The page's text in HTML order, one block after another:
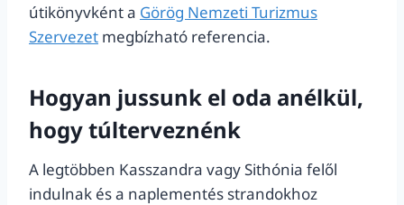
útikönyvként a Görög Nemzeti Turizmus
Szervezet megbízható referencia.
Hogyan jussunk el oda anélkül,
hogy túlterveznénk
A legtöbben Kasszandra vagy Sithónia felől
indulnak és a naplementés strandokhoz